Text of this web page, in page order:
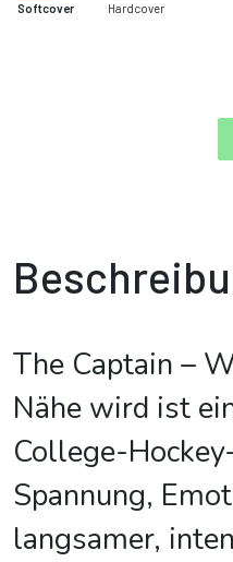
Softcover Hardcover
The Captain –
Nähe wird ist
College-
Spannung,
langsamer,